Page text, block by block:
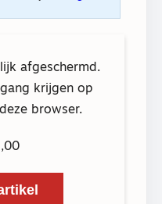
afgeschermd.
krijgen op
browser.